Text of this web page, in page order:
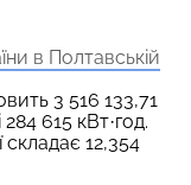
в Полтавській
3 516 133,71
615 кВт·год.
складає 12,354